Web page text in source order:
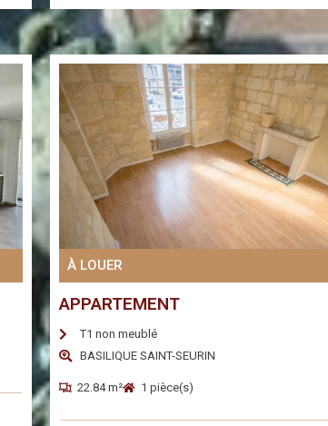
À LOUER
APPARTEMENT
T1 non meublé
BASILIQUE SAINT-SEURIN
22.84 m² 1 pièce(s)